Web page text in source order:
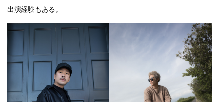
出演経験もある。